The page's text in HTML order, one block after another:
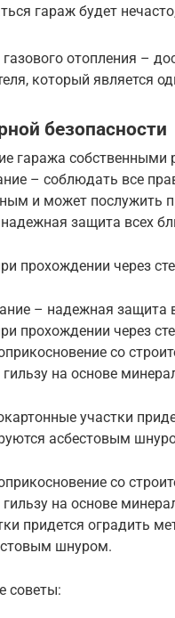
гараж будет
отопления –
который является
безопасности
гаража собственными
– соблюдать все
и может послужить
защита всех
прохождении через
– надежная защита
прохождении через
со
на основе
участки
асбестовым
со
на основе
придется оградить
шнуром.
советы: